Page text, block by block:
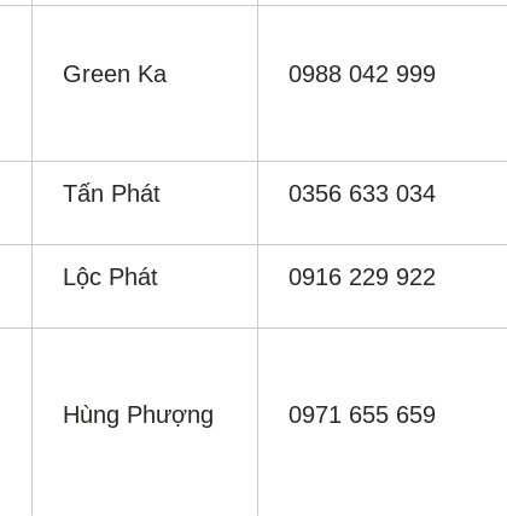
Green Ka 0988 042 999
Tấn Phát 0356 633 034
Lộc Phát 0916 229 922
Hùng Phượng 0971 655 659